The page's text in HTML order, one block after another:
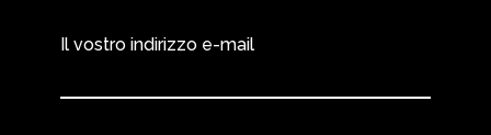
Il vostro indirizzo e-mail